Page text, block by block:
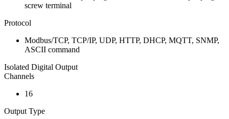
screw terminal
Protocol
Modbus/TCP, TCP/IP, UDP, HTTP, DHCP, MQTT, SNMP,
ASCII command
Isolated Digital Output
Channels
16
Output Type